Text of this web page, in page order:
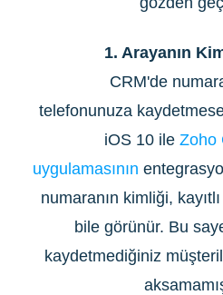
1. Arayanın Kim
CRM'de
telefonunuza
iOS 10 ile Zoho
uygulamasının
numaranın kimliği,
bile görünür. Bu
kaydetmediğiniz